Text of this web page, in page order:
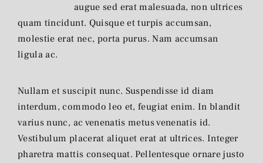
augue sed erat malesuada, non ultrices
quam tincidunt. Quisque et turpis accumsan,
molestie erat nec, porta purus. Nam accumsan
ligula ac.
Nullam et suscipit nunc. Suspendisse id diam
interdum, commodo leo et, feugiat enim. In blandit
varius nunc, ac venenatis metus venenatis id.
Vestibulum placerat aliquet erat at ultrices. Integer
pharetra mattis consequat. Pellentesque ornare justo